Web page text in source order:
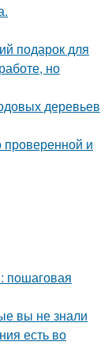
подарок для
но
деревьев
проверенной и
пошаговая
вы не знали
есть во